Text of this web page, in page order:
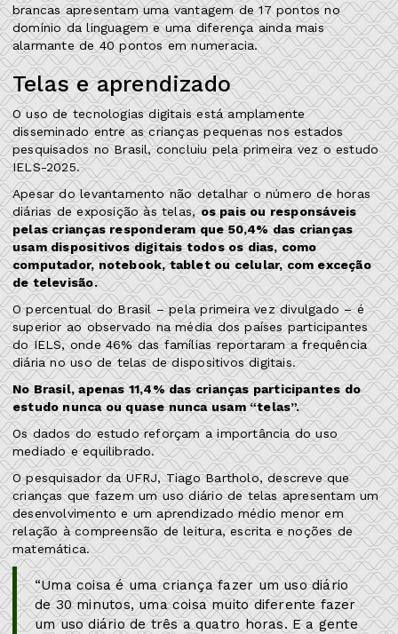
brancas apresentam uma vantagem de 17 pontos no
domínio da linguagem e uma diferença ainda mais
alarmante de 40 pontos em numeracia.
Telas e aprendizado
O uso de tecnologias digitais está amplamente
disseminado entre as crianças pequenas nos estados
pesquisados no Brasil, concluiu pela primeira vez o estudo
IELS-2025.
Apesar do levantamento não detalhar o número de horas
diárias de exposição às telas,os pais ou responsáveis
pelas crianças responderam que 50,4% das crianças
usam dispositivos digitais todos os dias, como
computador, notebook, tablet ou celular, com exceção
de televisão.
O percentual do Brasil – pela primeira vez divulgado – é
superior ao observado na média dos países participantes
do IELS, onde 46% das famílias reportaram a frequência
diária no uso de telas de dispositivos digitais.
No Brasil, apenas 11,4% das crianças participantes do
estudo nunca ou quase nunca usam “telas”.
Os dados do estudo reforçam a importância do uso
mediado e equilibrado.
O pesquisador da UFRJ, Tiago Bartholo, descreve que
crianças que fazem um uso diário de telas apresentam um
desenvolvimento e um aprendizado médio menor em
relação à compreensão de leitura, escrita e noções de
matemática.
“Uma coisa é uma criança fazer um uso diário
de 30 minutos, uma coisa muito diferente fazer
um uso diário de três a quatro horas. E a gente